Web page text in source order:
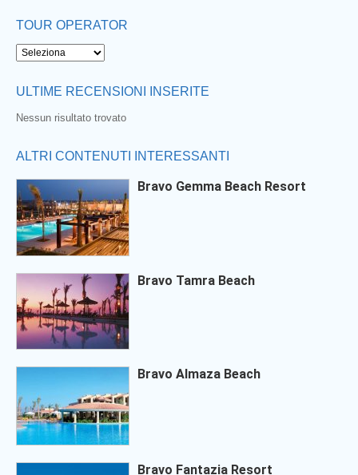
TOUR OPERATOR
ULTIME RECENSIONI INSERITE
Nessun risultato trovato
ALTRI CONTENUTI INTERESSANTI
Bravo Gemma Beach Resort
Bravo Tamra Beach
Bravo Almaza Beach
Bravo Fantazia Resort